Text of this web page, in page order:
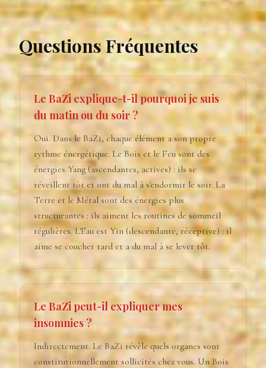
Questions Fréquentes
Le BaZi explique-t-il pourquoi je suis
du matin ou du soir ?
Oui. Dans le BaZi, chaque élément a son propre
rythme énergétique. Le Bois et le Feu sont des
énergies Yang (ascendantes, actives) : ils se
réveillent tôt et ont du mal à s'endormir le soir. La
Terre et le Métal sont des énergies plus
structurantes : ils aiment les routines de sommeil
régulières. L'Eau est Yin (descendante, réceptive) : il
aime se coucher tard et a du mal à se lever tôt.
Le BaZi peut-il expliquer mes
insomnies ?
Indirectement. Le BaZi révèle quels organes sont
constitutionnellement sollicités chez vous. Un Bois